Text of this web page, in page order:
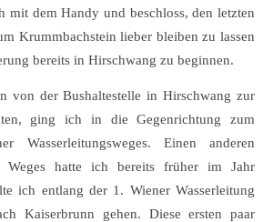
mit dem Handy und beschloss, den letzten
Krummbachstein lieber bleiben zu lassen
bereits in Hirschwang zu beginnen.
von der Bushaltestelle in Hirschwang zur
ging ich in die Gegenrichtung zum
Wasserleitungsweges. Einen anderen
Weges hatte ich bereits früher im Jahr
ich entlang der 1. Wiener Wasserleitung
Kaiserbrunn gehen. Diese ersten paar